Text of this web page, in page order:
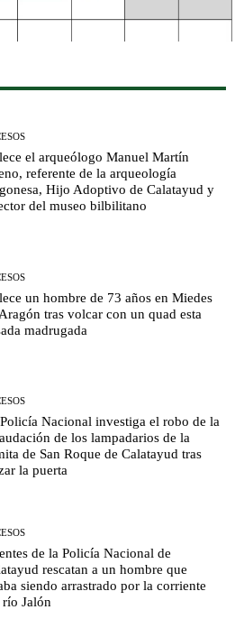
el arqueólogo Manuel Martín
referente de la arqueología
Hijo Adoptivo de Calatayud y
del museo bilbilitano
un hombre de 73 años en Miedes
tras volcar con un quad esta
madrugada
Nacional investiga el robo de la
de los lampadarios de la
de San Roque de Calatayud tras
la puerta
de la Policía Nacional de
rescatan a un hombre que
siendo arrastrado por la corriente
río Jalón